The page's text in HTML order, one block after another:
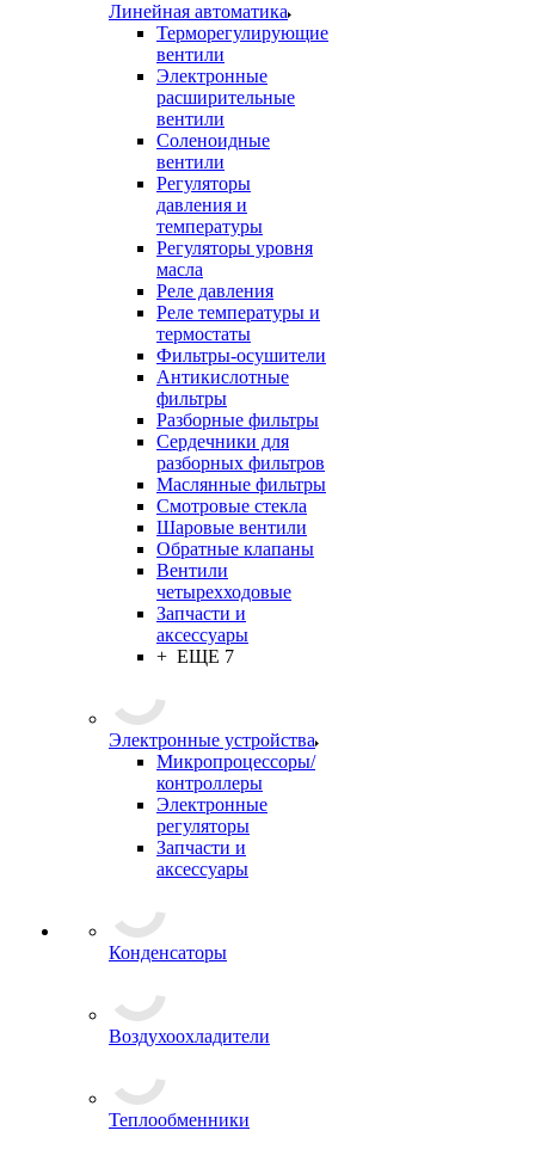
Линейная автоматика
Терморегулирующие
вентили
Электронные
расширительные
вентили
Соленоидные
вентили
Регуляторы
давления и
температуры
Регуляторы уровня
масла
Реле давления
Реле температуры и
термостаты
Фильтры-осушители
Антикислотные
фильтры
Разборные фильтры
Сердечники для
разборных фильтров
Маслянные фильтры
Смотровые стекла
Шаровые вентили
Обратные клапаны
Вентили
четырехходовые
Запчасти и
аксессуары
+ ЕЩЕ 7
Электронные устройства
Микропроцессоры/
контроллеры
Электронные
регуляторы
Запчасти и
аксессуары
Конденсаторы
Воздухоохладители
Теплообменники